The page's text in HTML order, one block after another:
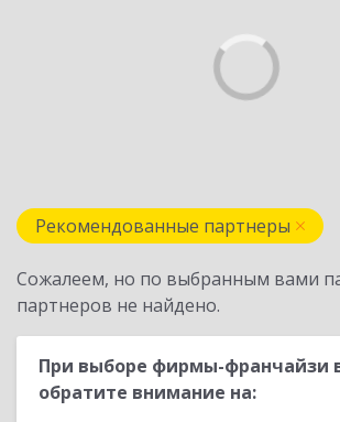
Рекомендованные партнеры
Сожалеем, но по выбранным вами
партнеров не найдено.
При выборе фирмы-франчайзи
обратите внимание на: